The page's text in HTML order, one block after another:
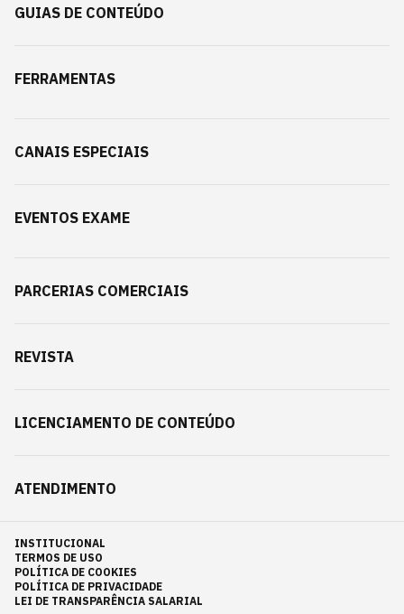
GUIAS DE CONTEÚDO
FERRAMENTAS
CANAIS ESPECIAIS
EVENTOS EXAME
PARCERIAS COMERCIAIS
REVISTA
LICENCIAMENTO DE CONTEÚDO
ATENDIMENTO
INSTITUCIONAL
TERMOS DE USO
POLÍTICA DE COOKIES
POLÍTICA DE PRIVACIDADE
LEI DE TRANSPARÊNCIA SALARIAL